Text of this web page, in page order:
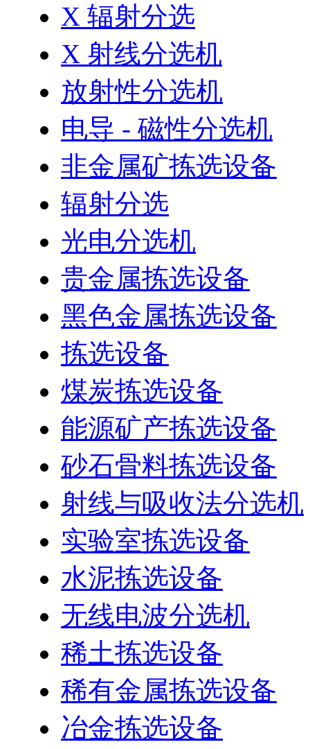
X 辐射分选
X 射线分选机
放射性分选机
电导 - 磁性分选机
非金属矿拣选设备
辐射分选
光电分选机
贵金属拣选设备
黑色金属拣选设备
拣选设备
煤炭拣选设备
能源矿产拣选设备
砂石骨料拣选设备
射线与吸收法分选机
实验室拣选设备
水泥拣选设备
无线电波分选机
稀土拣选设备
稀有金属拣选设备
冶金拣选设备